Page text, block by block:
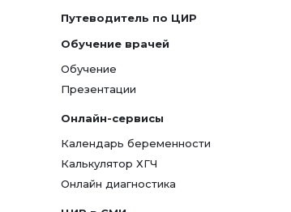
Путеводитель по ЦИР
Обучение врачей
Обучение
Презентации
Онлайн-сервисы
Календарь беременности
Калькулятор ХГЧ
Онлайн диагностика